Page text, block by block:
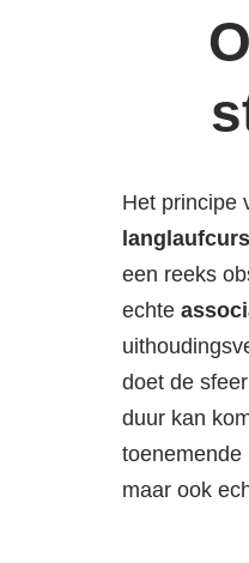
Het principe
een reeks
echte
doet de
duur kan
toenemende
maar ook